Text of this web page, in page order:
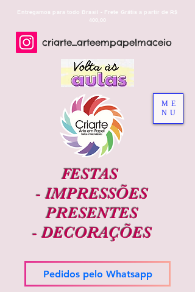
FESTAS
-IMPRESSÕES
PRESENTES
-DECORAÇÕES
Pedidos pelo Whatsapp
ME
NU
Entregamos para todo Brasil - Frete Grátis a partir de R$
400,00
criarte_arteempapelmaceio